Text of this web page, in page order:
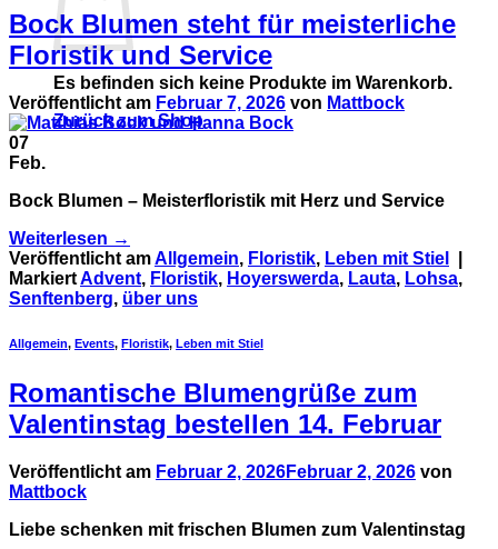
Es befinden sich keine Produkte im Warenkorb.
Zurück zum Shop
Bock Blumen steht für meisterliche
Floristik und Service
Veröffentlicht am Februar 7, 2026 von Mattbock
07
Feb.
Bock Blumen – Meisterfloristik mit Herz und Service
Weiterlesen →
Veröffentlicht amAllgemein, Floristik, Leben mit Stiel
MarkiertAdvent, Floristik, Hoyerswerda, Lauta, Lohsa,
Senftenberg, über uns
Allgemein, Events, Floristik, Leben mit Stiel
Romantische Blumengrüße zum
Valentinstag bestellen 14. Februar
Veröffentlicht am Februar 2, 2026Februar 2, 2026 von
Mattbock
Liebe schenken mit frischen Blumen zum Valentinstag